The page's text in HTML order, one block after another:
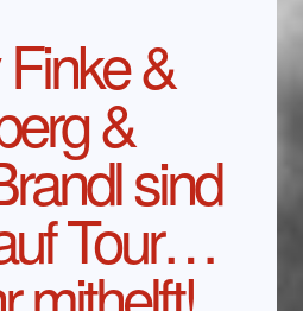
&
&
sind
Tour…